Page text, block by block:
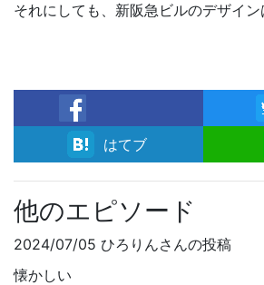
それにしても、新阪急ビルのデザイン
facebook
はてブ
他のエピソード
2024/07/05 ひろりんさんの投稿
懐かしい